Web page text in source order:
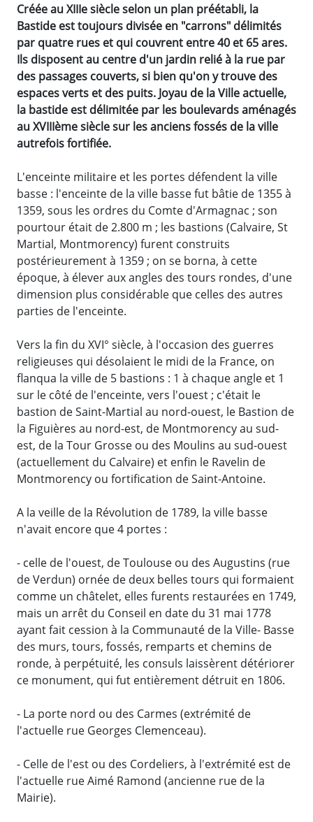
Créée au XIIIe siècle selon un plan préétabli, la
Bastide est toujours divisée en "carrons" délimités
par quatre rues et qui couvrent entre 40 et 65 ares.
Ils disposent au centre d'un jardin relié à la rue par
des passages couverts, si bien qu'on y trouve des
espaces verts et des puits. Joyau de la Ville actuelle,
la bastide est délimitée par les boulevards aménagés
au XVIIIème siècle sur les anciens fossés de la ville
autrefois fortifiée.
L'enceinte militaire et les portes défendent la ville
basse : l'enceinte de la ville basse fut bâtie de 1355 à
1359, sous les ordres du Comte d'Armagnac ; son
pourtour était de 2.800 m ; les bastions (Calvaire, St
Martial, Montmorency) furent construits
postérieurement à 1359 ; on se borna, à cette
époque, à élever aux angles des tours rondes, d'une
dimension plus considérable que celles des autres
parties de l'enceinte.
Vers la fin du XVI° siècle, à l'occasion des guerres
religieuses qui désolaient le midi de la France, on
flanqua la ville de 5 bastions : 1 à chaque angle et 1
sur le côté de l'enceinte, vers l'ouest ; c'était le
bastion de Saint-Martial au nord-ouest, le Bastion de
la Figuières au nord-est, de Montmorency au sud-
est, de la Tour Grosse ou des Moulins au sud-ouest
(actuellement du Calvaire) et enfin le Ravelin de
Montmorency ou fortification de Saint-Antoine.
A la veille de la Révolution de 1789, la ville basse
n'avait encore que 4 portes :
- celle de l'ouest, de Toulouse ou des Augustins (rue
de Verdun) ornée de deux belles tours qui formaient
comme un châtelet, elles furents restaurées en 1749,
mais un arrêt du Conseil en date du 31 mai 1778
ayant fait cession à la Communauté de la Ville- Basse
des murs, tours, fossés, remparts et chemins de
ronde, à perpétuité, les consuls laissèrent détériorer
ce monument, qui fut entièrement détruit en 1806.
- La porte nord ou des Carmes (extrémité de
l'actuelle rue Georges Clemenceau).
- Celle de l'est ou des Cordeliers, à l'extrémité est de
l'actuelle rue Aimé Ramond (ancienne rue de la
Mairie).